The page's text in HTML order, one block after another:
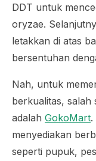
DDT untuk
oryzae.
letakkan di atas
bersentuhan
Nah, untuk
berkualitas, salah
adalah GokoMart.
menyediakan
seperti pupuk,